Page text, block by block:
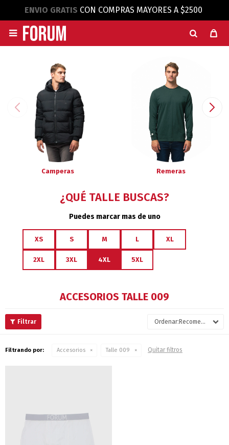
ENVIO GRATIS CON COMPRAS MAYORES A $2500

Camperas Remeras
¿QUÉ TALLE BUSCAS?
Puedes marcar mas de uno
XS S M L XL
2XL 3XL 4XL 5XL
ACCESORIOS TALLE 009
Recomendados
Filtrando por: Accesorios Talle 009 Quitar filtros